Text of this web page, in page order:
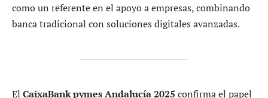
como un referente en el apoyo a empresas, combinando
banca tradicional con soluciones digitales avanzadas.
El CaixaBank pymes Andalucía 2025 confirma el papel